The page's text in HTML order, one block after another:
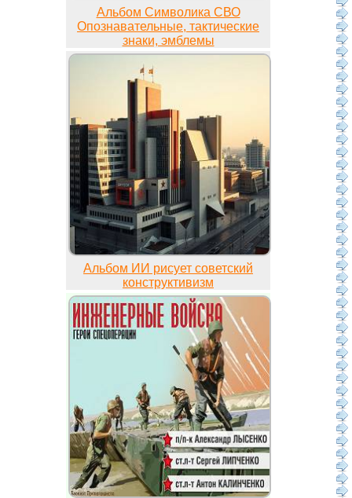
Альбом Символика СВО
Опознавательные, тактические
знаки, эмблемы
Альбом ИИ рисует советский
конструктивизм